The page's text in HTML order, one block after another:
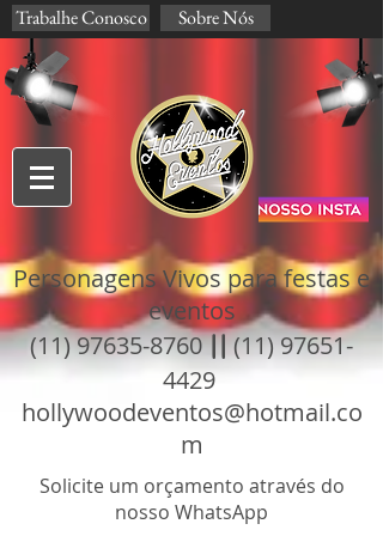
Trabalhe Conosco Sobre Nós
Personagens Vivos para festas e
eventos
(11) 97635-8760||(11) 97651-
4429
hollywoodeventos@hotmail.co
m
Solicite um orçamento através do
nosso WhatsApp